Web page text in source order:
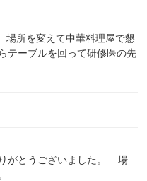
場所を変えて中華料理屋で懇
テーブルを回って研修医の先
がとうございました。 場